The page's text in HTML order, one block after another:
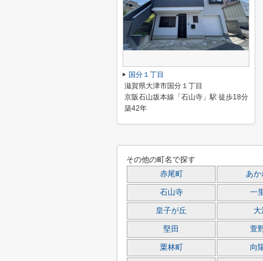
国分１丁目
滋賀県大津市国分１丁目
京阪石山坂本線「石山寺」駅 徒歩18分
築42年
その他の町名で探す
赤尾町 あか
石山寺 一
皇子が丘 大
堅田 萱
栗林町 向